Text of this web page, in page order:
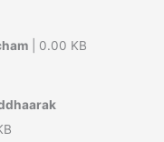
| 0.00 KB